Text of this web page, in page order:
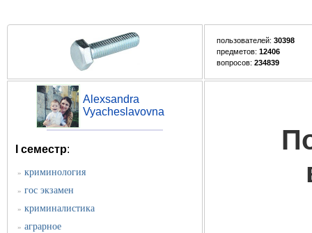
пользователей: 30398
предметов: 12406
вопросов: 234839
Alexsandra
Vyacheslavovna
I семестр:
» криминология
» гос экзамен
» криминалистика
» аграрное